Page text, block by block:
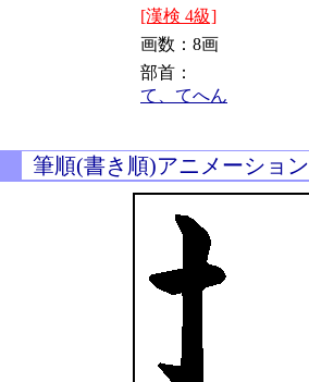
[漢検 4級]
画数：8画
部首：
て、てへん
筆順(書き順)アニメーション